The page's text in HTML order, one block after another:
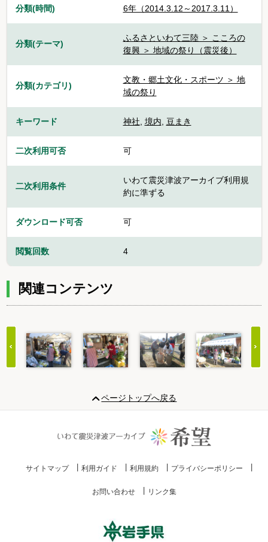
分類(時間) 6年（2014.3.12～2017.3.11）
分類(テーマ)
ふるさといわて三陸 ＞ こころの
復興 ＞ 地域の祭り（震災後）
分類(カテゴリ)
文教・郷土文化・スポーツ ＞ 地
域の祭り
キーワード 神社, 境内, 豆まき
二次利用可否 可
二次利用条件
いわて震災津波アーカイブ利用規
約に準ずる
ダウンロード可否 可
閲覧回数 4
関連コンテンツ
20
ページトップへ戻る
サイトマップ 利用ガイド 利用規約 プライバシーポリシー
お問い合わせ リンク集